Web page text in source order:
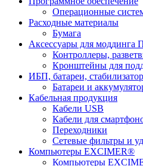
Операционные
Расходные материалы
Бумага
Аксессуары для моддинга
Контроллеры,
Кронштейны для
ИБП, батареи,
Батареи и
Кабельная продукция
Кабели USB
Кабели для
Переходники
Сетевые фильтры и
Компьютеры EXCIMER®
Компьютеры